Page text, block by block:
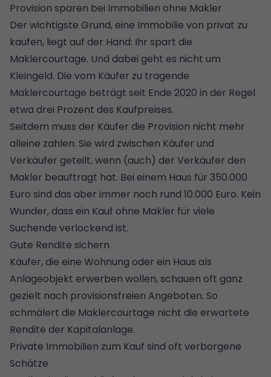
Provision sparen bei Immobilien ohne Makler
Der wichtigste Grund, eine Immobilie von privat zu
kaufen, liegt auf der Hand: Ihr spart die
Maklercourtage. Und dabei geht es nicht um
Kleingeld. Die vom Käufer zu tragende
Maklercourtage beträgt seit Ende 2020 in der Regel
etwa drei Prozent des Kaufpreises.
Seitdem muss der Käufer die Provision nicht mehr
alleine zahlen. Sie wird zwischen Käufer und
Verkäufer geteilt, wenn (auch) der Verkäufer den
Makler beauftragt hat. Bei einem Haus für 350.000
Euro sind das aber immer noch rund 10.000 Euro. Kein
Wunder, dass ein Kauf ohne Makler für viele
Suchende verlockend ist.
Gute Rendite sichern
Käufer, die eine Wohnung oder ein Haus als
Anlageobjekt erwerben wollen, schauen oft ganz
gezielt nach provisionsfreien Angeboten. So
schmälert die Maklercourtage nicht die erwartete
Rendite der Kapitalanlage.
Private Immobilien zum Kauf sind oft verborgene
Schätze